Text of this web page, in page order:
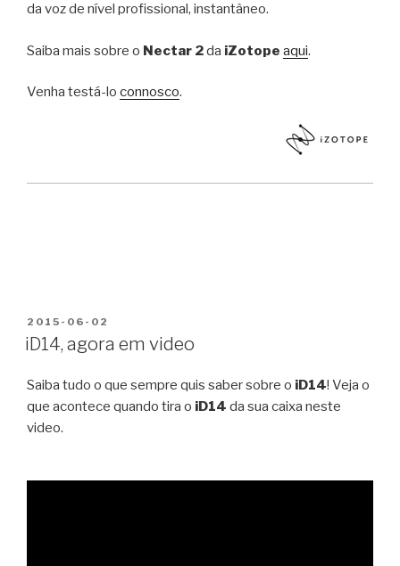
da voz de nível profissional, instantâneo.
Saiba mais sobre o Nectar 2da iZotope aqui.
Venha testá-lo connosco.
PUBLICADO
EM
2015-06-02
iD14, agora em video
Saiba tudo o que sempre quis saber sobre o iD14! Veja o
que acontece quando tira o iD14 da sua caixa neste
video.